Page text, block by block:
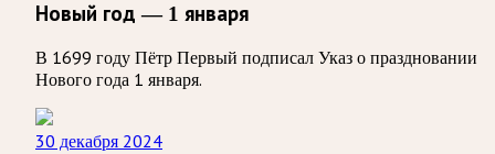
Новый год — 1 января
В 1699 году Пётр Первый подписал Указ о праздновании
Нового года 1 января.
30 декабря 2024